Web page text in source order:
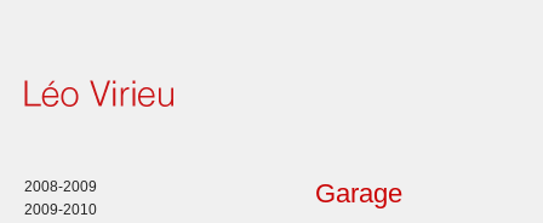
2008-2009
2009-2010
Garage